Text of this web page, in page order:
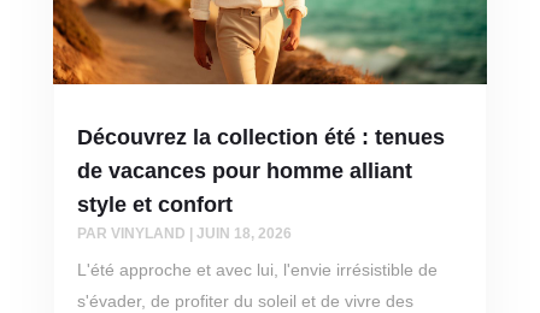
Découvrez la collection été : tenues
de vacances pour homme alliant
style et confort
PAR VINYLAND JUIN 18, 2026
L'été approche et avec lui, l'envie irrésistible de
s'évader, de profiter du soleil et de vivre des